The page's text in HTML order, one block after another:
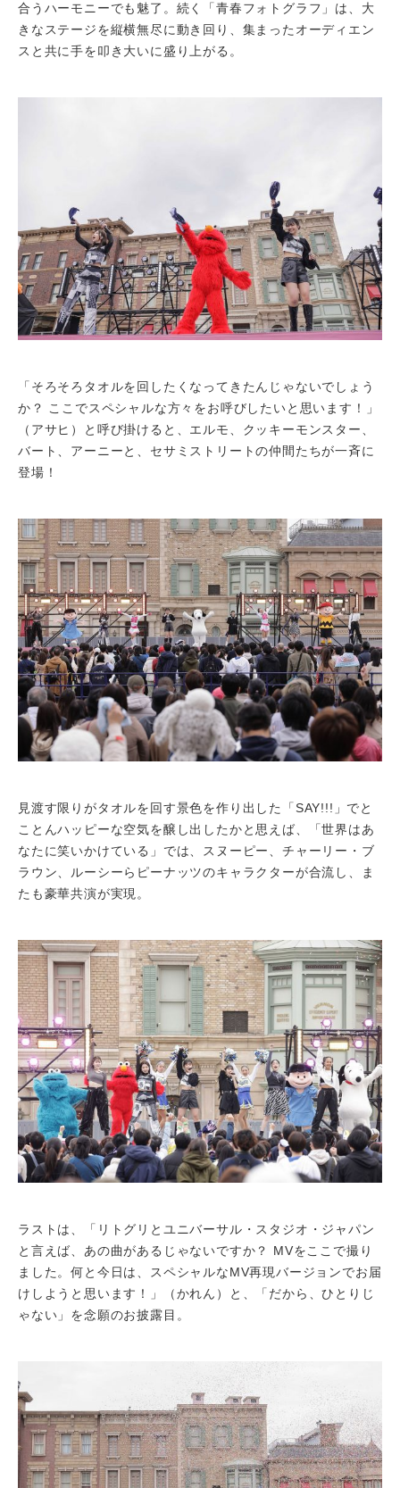
合うハーモニーでも魅了。続く「青春フォトグラフ」は、大
きなステージを縦横無尽に動き回り、集まったオーディエン
スと共に手を叩き大いに盛り上がる。
「そろそろタオルを回したくなってきたんじゃないでしょう
か？ ここでスペシャルな方々をお呼びしたいと思います！」
（アサヒ）と呼び掛けると、エルモ、クッキーモンスター、
バート、アーニーと、セサミストリートの仲間たちが一斉に
登場！
見渡す限りがタオルを回す景色を作り出した「SAY!!!」でと
ことんハッピーな空気を醸し出したかと思えば、「世界はあ
なたに笑いかけている」では、スヌーピー、チャーリー・ブ
ラウン、ルーシーらピーナッツのキャラクターが合流し、ま
たも豪華共演が実現。
ラストは、「リトグリとユニバーサル・スタジオ・ジャパン
と言えば、あの曲があるじゃないですか？ MVをここで撮り
ました。何と今日は、スペシャルなMV再現バージョンでお届
けしようと思います！」（かれん）と、「だから、ひとりじ
ゃない」を念願のお披露目。